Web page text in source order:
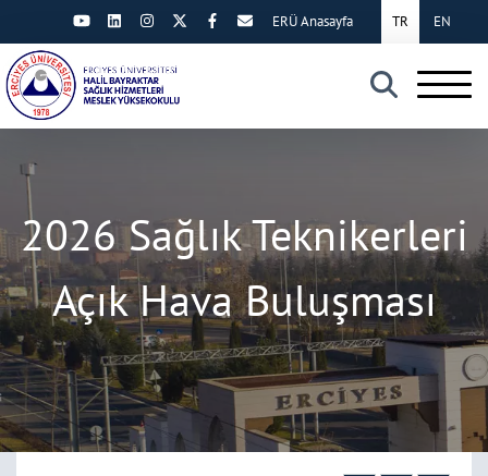
×
TR EN
ERÜ Anasayfa
2026 Sağlık Teknikerleri
Açık Hava Buluşması